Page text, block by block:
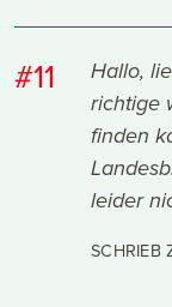
#11
Hallo,
richtige
finden
leider
SCHRIEB